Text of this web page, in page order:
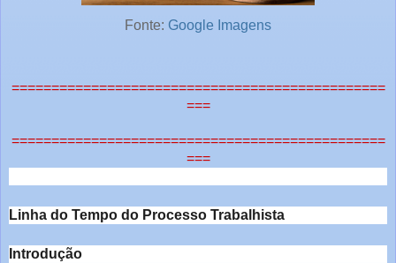
Fonte: Google Imagens
===============================================
===
===============================================
===
Linha do Tempo do Processo Trabalhista
Introdução